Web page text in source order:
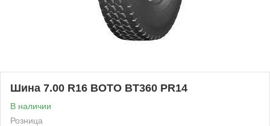
Шина 7.00 R16 BOTO BT360 PR14
В наличии
Розница